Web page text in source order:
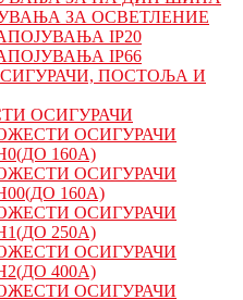
ЗА ОСВЕТЛЕНИЕ
IP20
IP66
ПОСТОЉА И
ОСИГУРАЧИ
ОСИГУРАЧИ
160А)
ОСИГУРАЧИ
160А)
ОСИГУРАЧИ
250А)
ОСИГУРАЧИ
400А)
ОСИГУРАЧИ